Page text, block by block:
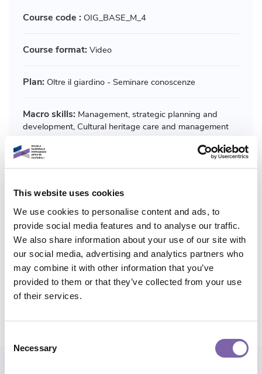
This website uses cookies
We use cookies to personalise content and ads, to
provide social media features and to analyse our traffic.
We also share information about your use of our site with
our social media, advertising and analytics partners who
may combine it with other information that you’ve
provided to them or that they’ve collected from your use
of their services.
Selection
Necessary
Course code : OIG_BASE_M_4
Course format: Video
Plan: Oltre il giardino - Seminare conoscenze
Macro skills: Management, strategic planning and
development, Cultural heritage care and management
Micro skills:
Sustainability and management models,
Protection and safeguarding
Application domains:Parks and Gardens
Total duration:3h